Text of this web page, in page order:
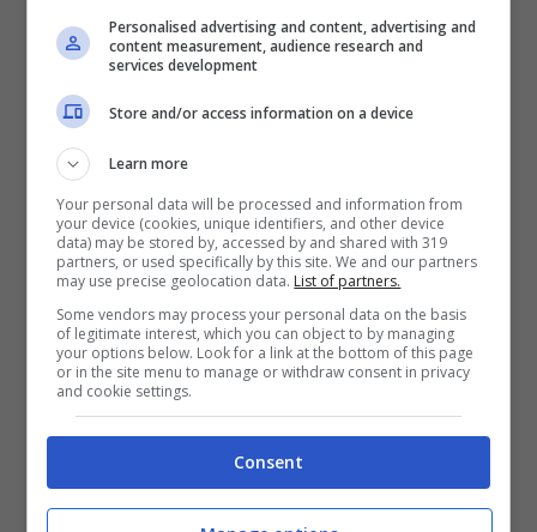
inviare nuove unità di rinforzo e droni in
Russia. All’inizio del mese è entrato in
vigore uno storico trattato di mutua difesa
tra la Corea del Nord e la Russia, firmato a
giugno. Prevede aiuti militari immediati in
caso di aggressione armata da parte di un
Paese terzo. Sul fronte invece dell’ipotesi
di avviare negoziati di pace, il presidente
russo Vladimir Putin ha reso noto che la
Slovacchia si è offerta di fungere da
piattaforma. Putin ha parlato al termine
della riunione a San Pietroburgo del
Personalised advertising and content, advertising and
content measurement, audience research and
services development
Store and/or access information on a device
Learn more
Your personal data will be processed and information from
your device (cookies, unique identifiers, and other device
data) may be stored by, accessed by and shared with 319
partners, or used specifically by this site. We and our partners
may use precise geolocation data. List of partners.
Some vendors may process your personal data on the basis
of legitimate interest, which you can object to by managing
your options below. Look for a link at the bottom of this page
or in the site menu to manage or withdraw consent in privacy
and cookie settings.
Consent